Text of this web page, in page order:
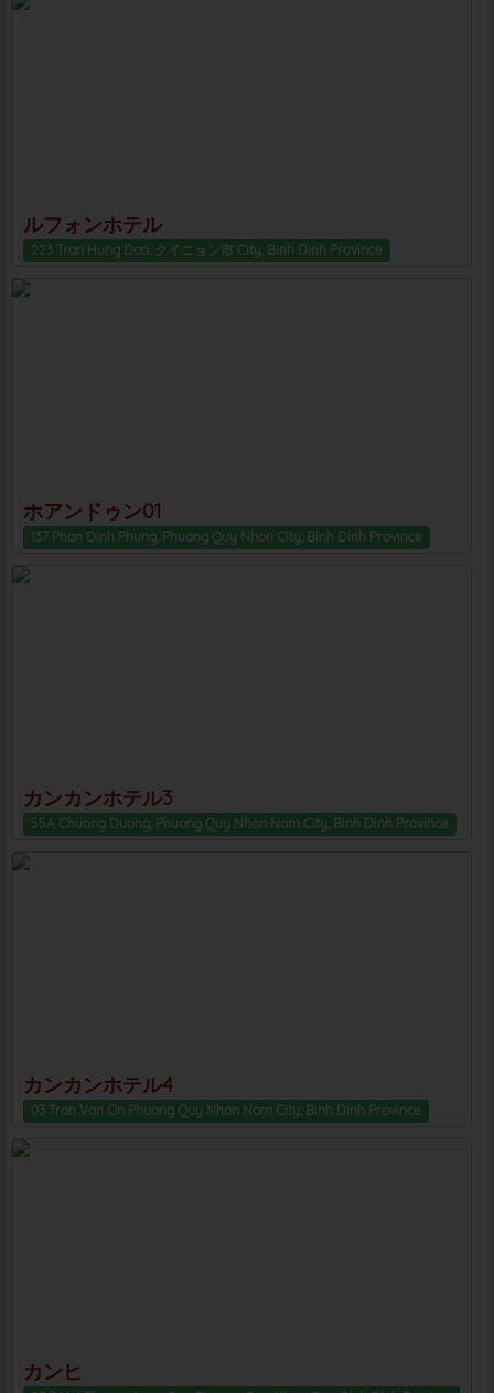
ルフォンホテル
223 Tran Hung Dao, クイニョン市 City, Binh Dinh Province
ホアンドゥン01
137 Phan Dinh Phung, Phuong Quy Nhon City, Binh Dinh Province
カンカンホテル3
55A Chuong Duong, Phuong Quy Nhon Nam City, Binh Dinh Province
カンカンホテル4
03 Tran Van On Phuong Quy Nhon Nam City, Binh Dinh Province
カンヒ